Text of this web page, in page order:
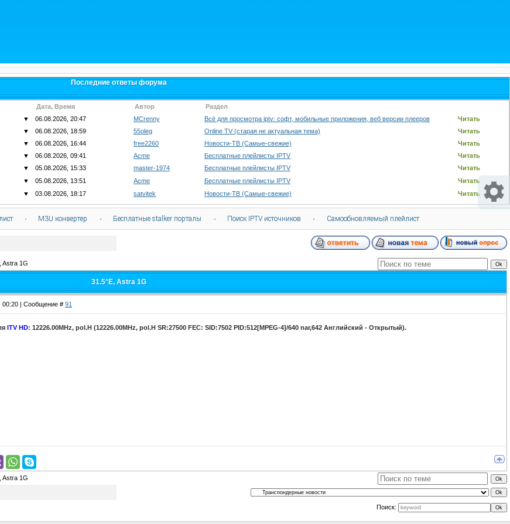
Последние ответы форума
Дата, Время Автор Раздел
▼ 06.08.2026, 20:47 MCrenny Всё для просмотра iptv: софт, мобильные приложения, веб версии плееров Читать
▼ 06.08.2026, 18:59 55oleg Online TV (старая не актуальная тема) Читать
▼ 06.08.2026, 16:44 free2260 Новости-ТВ (Самые-свежие) Читать
▼ 06.08.2026, 09:41 Acme Бесплатные плейлисты IPTV Читать
▼ 05.08.2026, 15:33 master-1974 Бесплатные плейлисты IPTV Читать
▼ 05.08.2026, 13:51 Acme Бесплатные плейлисты IPTV Читать
▼ 03.08.2026, 18:17 satvitek Новости-ТВ (Самые-свежие) Читать
· M3U конвертер · Бесплатные stalker порталы · Поиск IPTV источников · Самообновляемый плейлист
Astra 1G
31.5°E, Astra 1G
00:20 | Сообщение # 91
ITV HD: 12226.00MHz, pol.H (12226.00MHz, pol.H SR:27500 FEC: SID:7502 PID:512[MPEG-4]/640 nar,642 Английский - Открытый).
Astra 1G
Поиск: